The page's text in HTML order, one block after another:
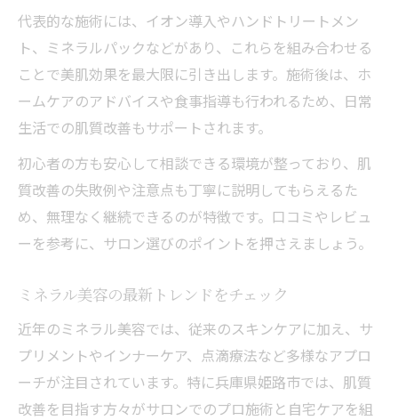
代表的な施術には、イオン導入やハンドトリートメン
ト、ミネラルパックなどがあり、これらを組み合わせる
ことで美肌効果を最大限に引き出します。施術後は、ホ
ームケアのアドバイスや食事指導も行われるため、日常
生活での肌質改善もサポートされます。
初心者の方も安心して相談できる環境が整っており、肌
質改善の失敗例や注意点も丁寧に説明してもらえるた
め、無理なく継続できるのが特徴です。口コミやレビュ
ーを参考に、サロン選びのポイントを押さえましょう。
ミネラル美容の最新トレンドをチェック
近年のミネラル美容では、従来のスキンケアに加え、サ
プリメントやインナーケア、点滴療法など多様なアプロ
ーチが注目されています。特に兵庫県姫路市では、肌質
改善を目指す方々がサロンでのプロ施術と自宅ケアを組